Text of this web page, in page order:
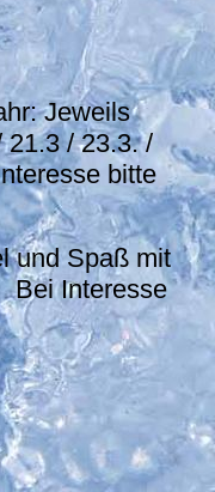
Jeweils
/ 23.3. /
bitte
und Spaß mit
Interesse